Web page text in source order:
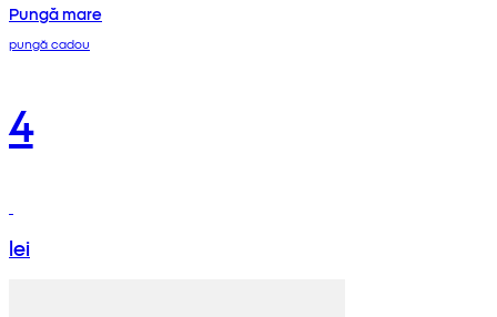
Pungă mare
pungă cadou
4
lei